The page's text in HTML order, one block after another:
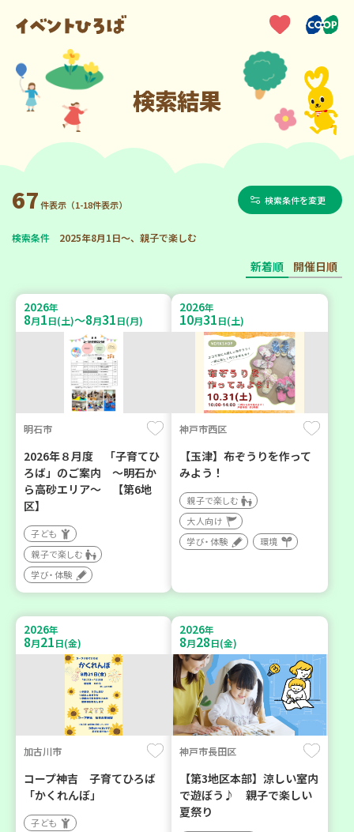
検索結果
67件表示（1-18件表示） 検索条件を変更
検索条件 2025年8月1日～、親子で楽しむ
新着順 開催日順
2026年
8月1日(土)～8月31日(月)
明石市
2026年８月度 「子育てひ
ろば」のご案内 ～明石か
ら高砂エリア～ 【第6地
区】
子ども
親子で楽しむ
学び・体験
2026年
10月31日(土)
神戸市西区
【玉津】布ぞうりを作って
みよう！
親子で楽しむ
大人向け
学び・体験
環境
2026年
8月21日(金)
加古川市
コープ神吉 子育てひろば
「かくれんぼ」
子ども
2026年
8月28日(金)
神戸市長田区
【第3地区本部】涼しい室内
で遊ぼう♪ 親子で楽しい
夏祭り